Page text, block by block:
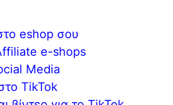
eshop σου
e-shops
Media
TikTok